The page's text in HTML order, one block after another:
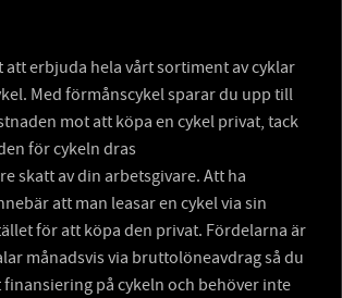
att erbjuda hela vårt sortiment av cyklar
Med förmånscykel sparar du upp till
mot att köpa en cykel privat, tack
för cykeln dras
skatt av din arbetsgivare. Att ha
att man leasar en cykel via sin
för att köpa den privat. Fördelarna är
månadsvis via bruttolöneavdrag så du
på cykeln och behöver inte